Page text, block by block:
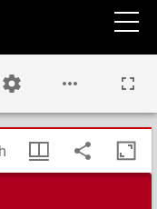
Bidasari